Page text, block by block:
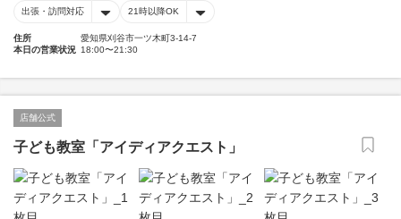
出張・訪問対応 21時以降OK
住所
愛知県刈谷市一ツ木町3-14-7
本日の営業状況 18:00〜21:30
店舗公式
子ども教室「アイディアクエスト」